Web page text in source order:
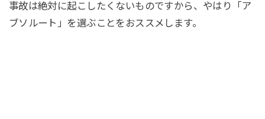
事故は絶対に起こしたくないものですから、やはり「ア
ブソルート」を選ぶことをおススメします。